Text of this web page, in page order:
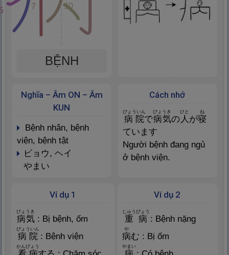
7 10
BỆNH
Cách nhớ
病 院
びょういん
で病気
びょうき
の 人
ひと
が寝
ね
ています
Người bệnh đang ngủ
ở bệnh viện.
Nghĩa – Âm ON – Âm
KUN
bệnh nhân, bệnh
viện, bệnh tật
ビョウ, ヘイ
やまい
Ví dụ 1
病気
Nghĩa: Không khí, khí chất; khí
びょうき
: Bị bệnh, ốm
病 院
びょういん
: Bệnh viện
かんびょう
Ví dụ 2
重 病
じゅうびょう
: Bệnh nặng
病
や
む : Bị ốm
やまい